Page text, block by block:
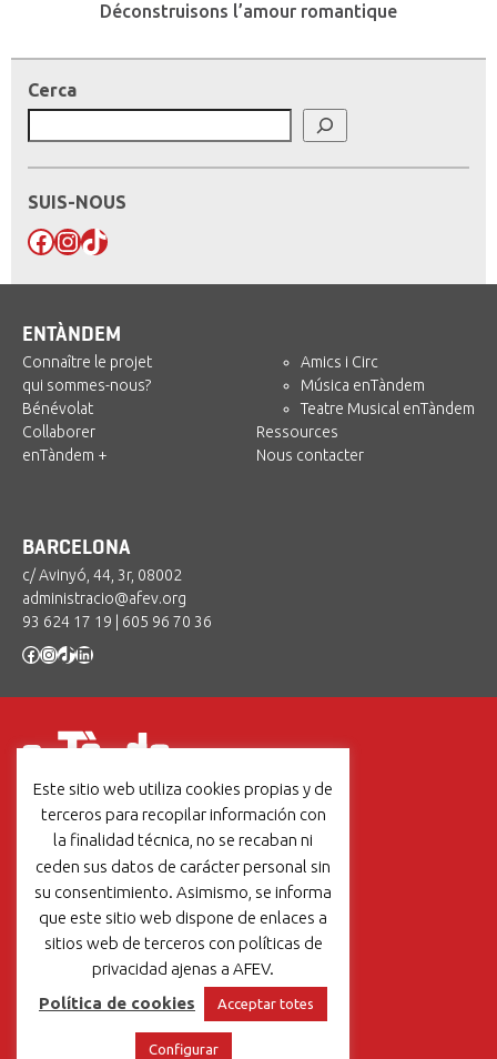
Déconstruisons l’amour romantique
Cerca
SUIS-NOUS
Facebook
Instagram
TikTok
ENTÀNDEM
Connaître le projet
qui sommes-nous?
Bénévolat
Collaborer
enTàndem +
Amics i Circ
Música enTàndem
Teatre Musical enTàndem
Ressources
Nous contacter
BARCELONA
c/ Avinyó, 44, 3r, 08002
administracio@afev.org
93 624 17 19
605 96 70 36
Facebook
Instagram
TikTok
LinkedIn
Un projecte de:
Un projet de:
Aviso legal|Política de cookies
Este sitio web utiliza cookies propias y de
terceros para recopilar información con
la finalidad técnica, no se recaban ni
ceden sus datos de carácter personal sin
su consentimiento. Asimismo, se informa
que este sitio web dispone de enlaces a
sitios web de terceros con políticas de
privacidad ajenas a AFEV.
Política de cookies
Acceptar totes
Configurar